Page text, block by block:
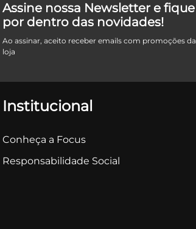
Assine nossa Newsletter e fique
por dentro das novidades!
Ao assinar, aceito receber emails com promoções da
loja
Institucional
Conheça a Focus
Responsabilidade Social